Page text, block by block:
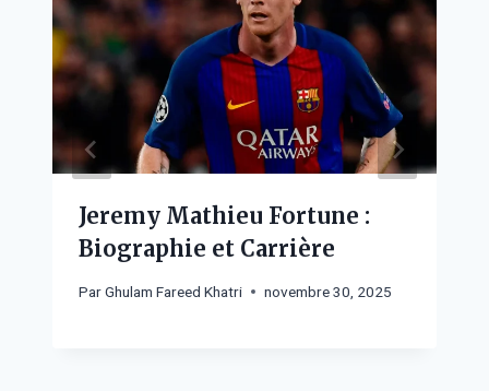
Jeremy Mathieu Fortune :
Biographie et Carrière
ParGhulam Fareed Khatri novembre 30, 2025